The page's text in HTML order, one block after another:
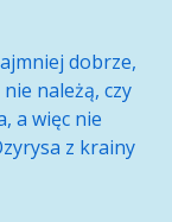
dobrze,
należą, czy
a więc nie
z krainy